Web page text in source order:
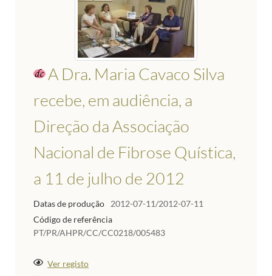
A Dra. Maria Cavaco Silva
recebe, em audiência, a
Direção da Associação
Nacional de Fibrose Quística,
a 11 de julho de 2012
Datas de produção
2012-07-11/2012-07-11
Código de referência
PT/PR/AHPR/CC/CC0218/005483
Ver registo